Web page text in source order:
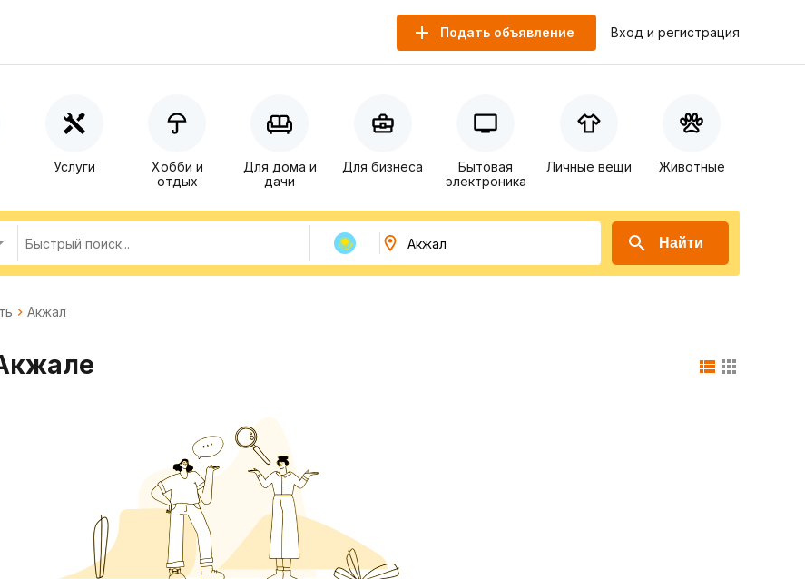
Подать объявление Вход и регистрация
Услуги
Хобби и
отдых
Для дома и
дачи
Для бизнеса
Бытовая
электроника
Личные вещи Животные
Найти
Акжал